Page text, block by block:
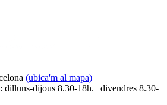
(ubica'm al mapa)
dilluns-dijous 8.30-18h. | divendres 8.30-